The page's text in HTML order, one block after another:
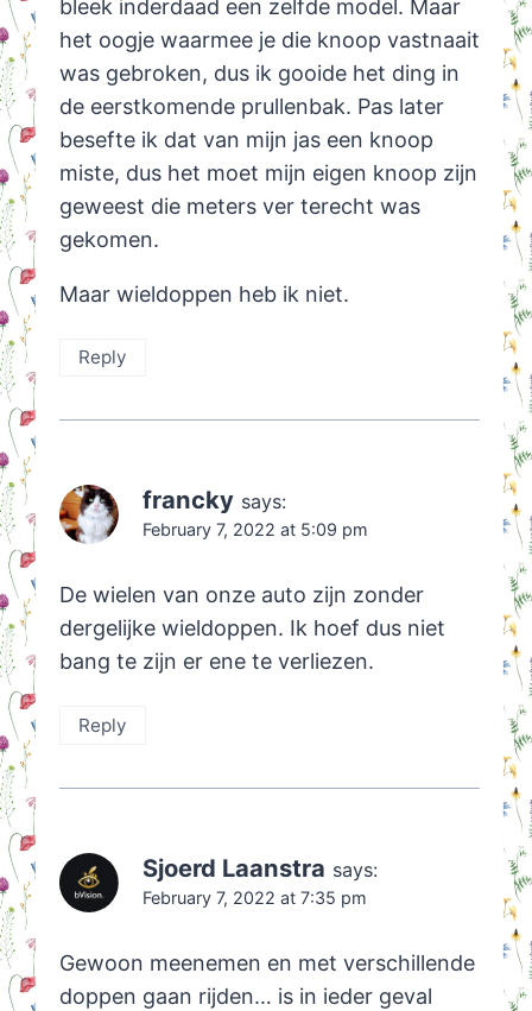
bleek inderdaad een zelfde model. Maar
het oogje waarmee je die knoop vastnaait
was gebroken, dus ik gooide het ding in
de eerstkomende prullenbak. Pas later
besefte ik dat van mijn jas een knoop
miste, dus het moet mijn eigen knoop zijn
geweest die meters ver terecht was
gekomen.
Maar wieldoppen heb ik niet.
Reply
francky says:
February 7, 2022 at 5:09 pm
De wielen van onze auto zijn zonder
dergelijke wieldoppen. Ik hoef dus niet
bang te zijn er ene te verliezen.
Reply
Sjoerd Laanstra says:
February 7, 2022 at 7:35 pm
Gewoon meenemen en met verschillende
doppen gaan rijden… is in ieder geval